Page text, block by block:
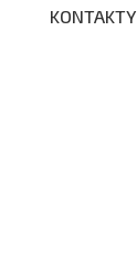
KONTAKTY